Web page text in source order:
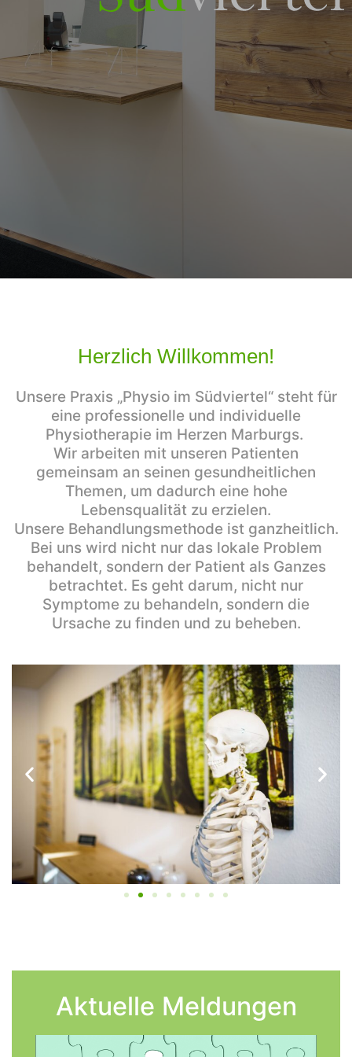
Herzlich Willkommen!
Unsere Praxis „Physio im Südviertel“ steht für
eine professionelle und individuelle
Physiotherapie im Herzen Marburgs.
Wir arbeiten mit unseren Patienten
gemeinsam an seinen gesundheitlichen
Themen, um dadurch eine hohe
Lebensqualität zu erzielen.
Unsere Behandlungsmethode ist ganzheitlich.
Bei uns wird nicht nur das lokale Problem
behandelt, sondern der Patient als Ganzes
betrachtet. Es geht darum, nicht nur
Symptome zu behandeln, sondern die
Ursache zu finden und zu beheben.
Aktuelle Meldungen